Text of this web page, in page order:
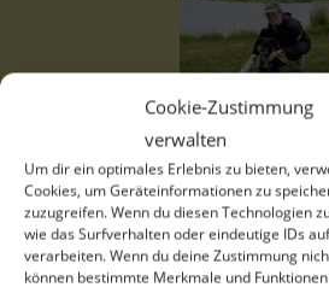
Cookie-Zustimmung
verwalten
Um dir ein optimales Erlebnis zu bieten,
Cookies, um Geräteinformationen zu
zuzugreifen. Wenn du diesen Technologien
wie das Surfverhalten oder eindeutige IDs
verarbeiten. Wenn du deine Zustimmung
können bestimmte Merkmale und
Lisa
Vermittlung
Lisa ist als Vermittlerin für den